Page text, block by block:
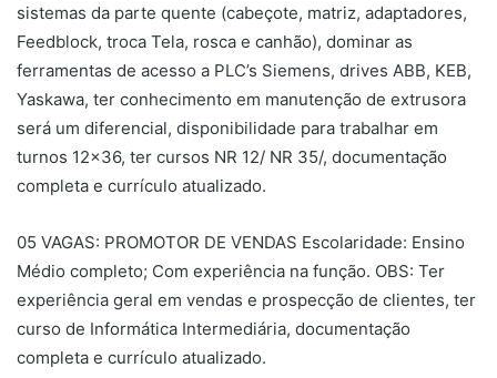
sistemas da parte quente (cabeçote, matriz, adaptadores,
Feedblock, troca Tela, rosca e canhão), dominar as
ferramentas de acesso a PLC’s Siemens, drives ABB, KEB,
Yaskawa, ter conhecimento em manutenção de extrusora
será um diferencial, disponibilidade para trabalhar em
turnos 12×36, ter cursos NR 12/ NR 35/, documentação
completa e currículo atualizado.
05 VAGAS: PROMOTOR DE VENDAS Escolaridade: Ensino
Médio completo; Com experiência na função. OBS: Ter
experiência geral em vendas e prospecção de clientes, ter
curso de Informática Intermediária, documentação
completa e currículo atualizado.